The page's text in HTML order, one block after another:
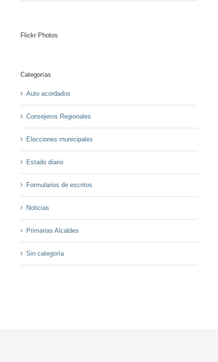
Flickr Photos
Categorías
Auto acordados
Consejeros Regionales
Elecciones municipales
Estado diario
Formularios de escritos
Noticias
Primarias Alcaldes
Sin categoría